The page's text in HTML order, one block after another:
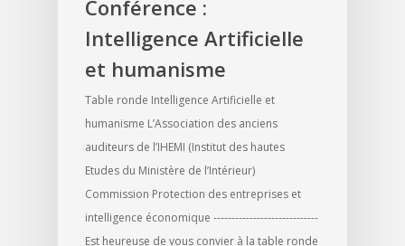
Conférence :
Intelligence Artificielle
et humanisme
Table ronde Intelligence Artificielle et
humanisme L’Association des anciens
auditeurs de l’IHEMI (Institut des hautes
Etudes du Ministère de l’Intérieur)
Commission Protection des entreprises et
intelligence économique -----------------------------
Est heureuse de vous convier à la table ronde